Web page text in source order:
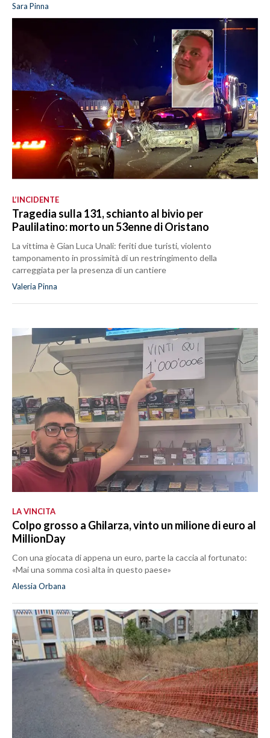
Sara Pinna
L’INCIDENTE
Tragedia sulla 131, schianto al bivio per
Paulilatino: morto un 53enne di Oristano
La vittima è Gian Luca Unali: feriti due turisti, violento
tamponamento in prossimità di un restringimento della
carreggiata per la presenza di un cantiere
Valeria Pinna
LA VINCITA
Colpo grosso a Ghilarza, vinto un milione di euro al
MillionDay
Con una giocata di appena un euro, parte la caccia al fortunato:
«Mai una somma così alta in questo paese»
Alessia Orbana